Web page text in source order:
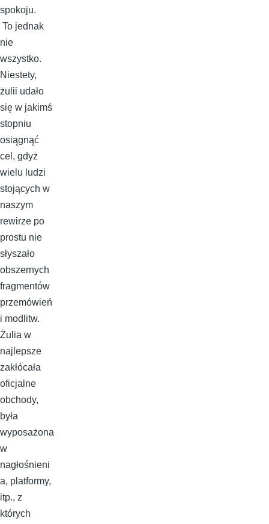
spokoju.
To jednak
nie
wszystko.
Niestety,
żulii udało
się w jakimś
stopniu
osiągnąć
cel, gdyż
wielu ludzi
stojących w
naszym
rewirze po
prostu nie
słyszało
obszernych
fragmentów
przemówień
i modlitw.
Żulia w
najlepsze
zakłócała
oficjalne
obchody,
była
wyposażona
w
nagłośnieni
a, platformy,
itp., z
których